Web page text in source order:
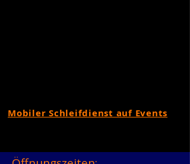
Mobiler Schleifdienst auf Events